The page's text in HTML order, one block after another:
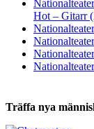
Hot – Gitarr
Träffa nya